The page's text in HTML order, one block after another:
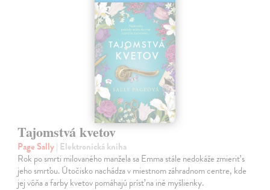
Tajomstvá kvetov
Page Sally| Elektronická kniha
Rok po smrti milovaného manžela sa Emma stále nedokáže zmieriť s
jeho smrťou. Útočisko nachádza v miestnom záhradnom centre, kde
jej vôňa a farby kvetov pomáhajú prísť na iné myšlienky.